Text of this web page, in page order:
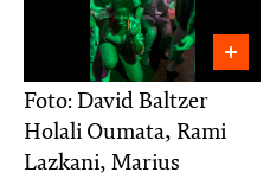
Foto: David Baltzer
Holali Oumata, Rami
Lazkani, Marius